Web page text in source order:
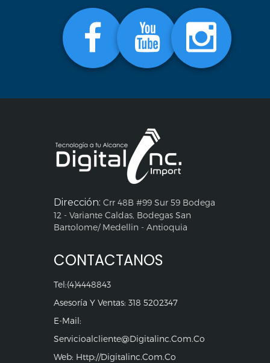
Dirección: Crr 48B #99 Sur 59 Bodega
12 - Variante Caldas, Bodegas San
Bartolome/ Medellin - Antioquia
CONTACTANOS
Tel:(4)4448843
Asesoría Y Ventas: 318 5202347
E-Mail:
Servicioalcliente@digitalinc.com.co
Web: Http://digitalinc.com.co